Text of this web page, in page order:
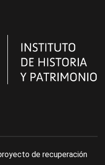
de recuperación